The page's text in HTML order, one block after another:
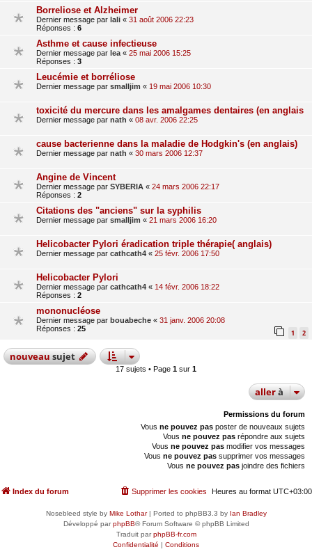
Borreliose et Alzheimer
Dernier message par lali « 31 août 2006 22:23
Réponses : 6
Asthme et cause infectieuse
Dernier message par lea « 25 mai 2006 15:25
Réponses : 3
Leucémie et borréliose
Dernier message par smalljim « 19 mai 2006 10:30
toxicité du mercure dans les amalgames dentaires (en anglais
Dernier message par nath « 08 avr. 2006 22:25
cause bacterienne dans la maladie de Hodgkin's (en anglais)
Dernier message par nath « 30 mars 2006 12:37
Angine de Vincent
Dernier message par SYBERIA « 24 mars 2006 22:17
Réponses : 2
Citations des "anciens" sur la syphilis
Dernier message par smalljim « 21 mars 2006 16:20
Helicobacter Pylori éradication triple thérapie( anglais)
Dernier message par cathcath4 « 25 févr. 2006 17:50
Helicobacter Pylori
Dernier message par cathcath4 « 14 févr. 2006 18:22
Réponses : 2
mononucléose
Dernier message par bouabeche « 31 janv. 2006 20:08
Réponses : 25 1 2
nouveausujet
17 sujets • Page 1 sur 1
allerà
Permissions du forum
Vous ne pouvez pas poster de nouveaux sujets
Vous ne pouvez pas répondre aux sujets
Vous ne pouvez pas modifier vos messages
Vous ne pouvez pas supprimer vos messages
Vous ne pouvez pas joindre des fichiers
Index du forum Heures au format UTC+03:00
Supprimer les cookies
Nosebleed style by Mike Lothar| Ported to phpBB3.3 by Ian Bradley
Développé parphpBB® Forum Software © phpBB Limited
Traduit parphpBB-fr.com
Confidentialité
Conditions